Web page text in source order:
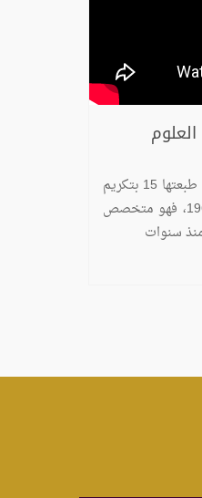
قامت مؤسسة وسام العالم الجزائري في طبعتها 15 بتكريم
الباحث مليك معزة، وهو من مواليد 1963، فهو متخصص
سنوات